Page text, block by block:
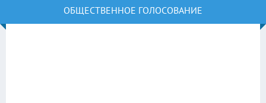
ОБЩЕСТВЕННОЕ ГОЛОСОВАНИЕ